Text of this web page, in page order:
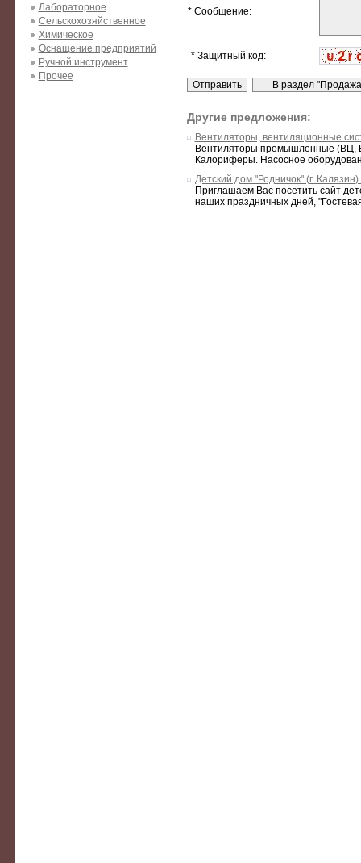
Лабораторное
Сельскохозяйственное
Химическое
Оснащение предприятий
Ручной инструмент
Прочее
* Сообщение:
* Защитный код:
Другие предложения:
Вентиляторы, вентиляционные
Вентиляторы промышленные (ВЦ,
Калориферы. Насосное
Детский дом "Родничок" (г.
Приглашаем Вас посетить сайт
наших праздничных дней,